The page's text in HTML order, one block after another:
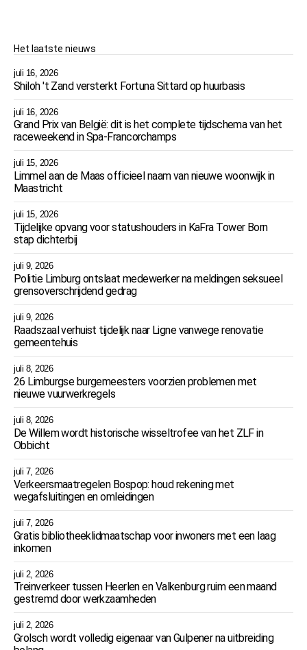
Het laatste nieuws
juli 16, 2026
Shiloh 't Zand versterkt Fortuna Sittard op huurbasis
juli 16, 2026
Grand Prix van België: dit is het complete tijdschema van het
raceweekend in Spa-Francorchamps
juli 15, 2026
Limmel aan de Maas officieel naam van nieuwe woonwijk in
Maastricht
juli 15, 2026
Tijdelijke opvang voor statushouders in KaFra Tower Born
stap dichterbij
juli 9, 2026
Politie Limburg ontslaat medewerker na meldingen seksueel
grensoverschrijdend gedrag
juli 9, 2026
Raadszaal verhuist tijdelijk naar Ligne vanwege renovatie
gemeentehuis
juli 8, 2026
26 Limburgse burgemeesters voorzien problemen met
nieuwe vuurwerkregels
juli 8, 2026
De Willem wordt historische wisseltrofee van het ZLF in
Obbicht
juli 7, 2026
Verkeersmaatregelen Bospop: houd rekening met
wegafsluitingen en omleidingen
juli 7, 2026
Gratis bibliotheeklidmaatschap voor inwoners met een laag
inkomen
juli 2, 2026
Treinverkeer tussen Heerlen en Valkenburg ruim een maand
gestremd door werkzaamheden
juli 2, 2026
Grolsch wordt volledig eigenaar van Gulpener na uitbreiding